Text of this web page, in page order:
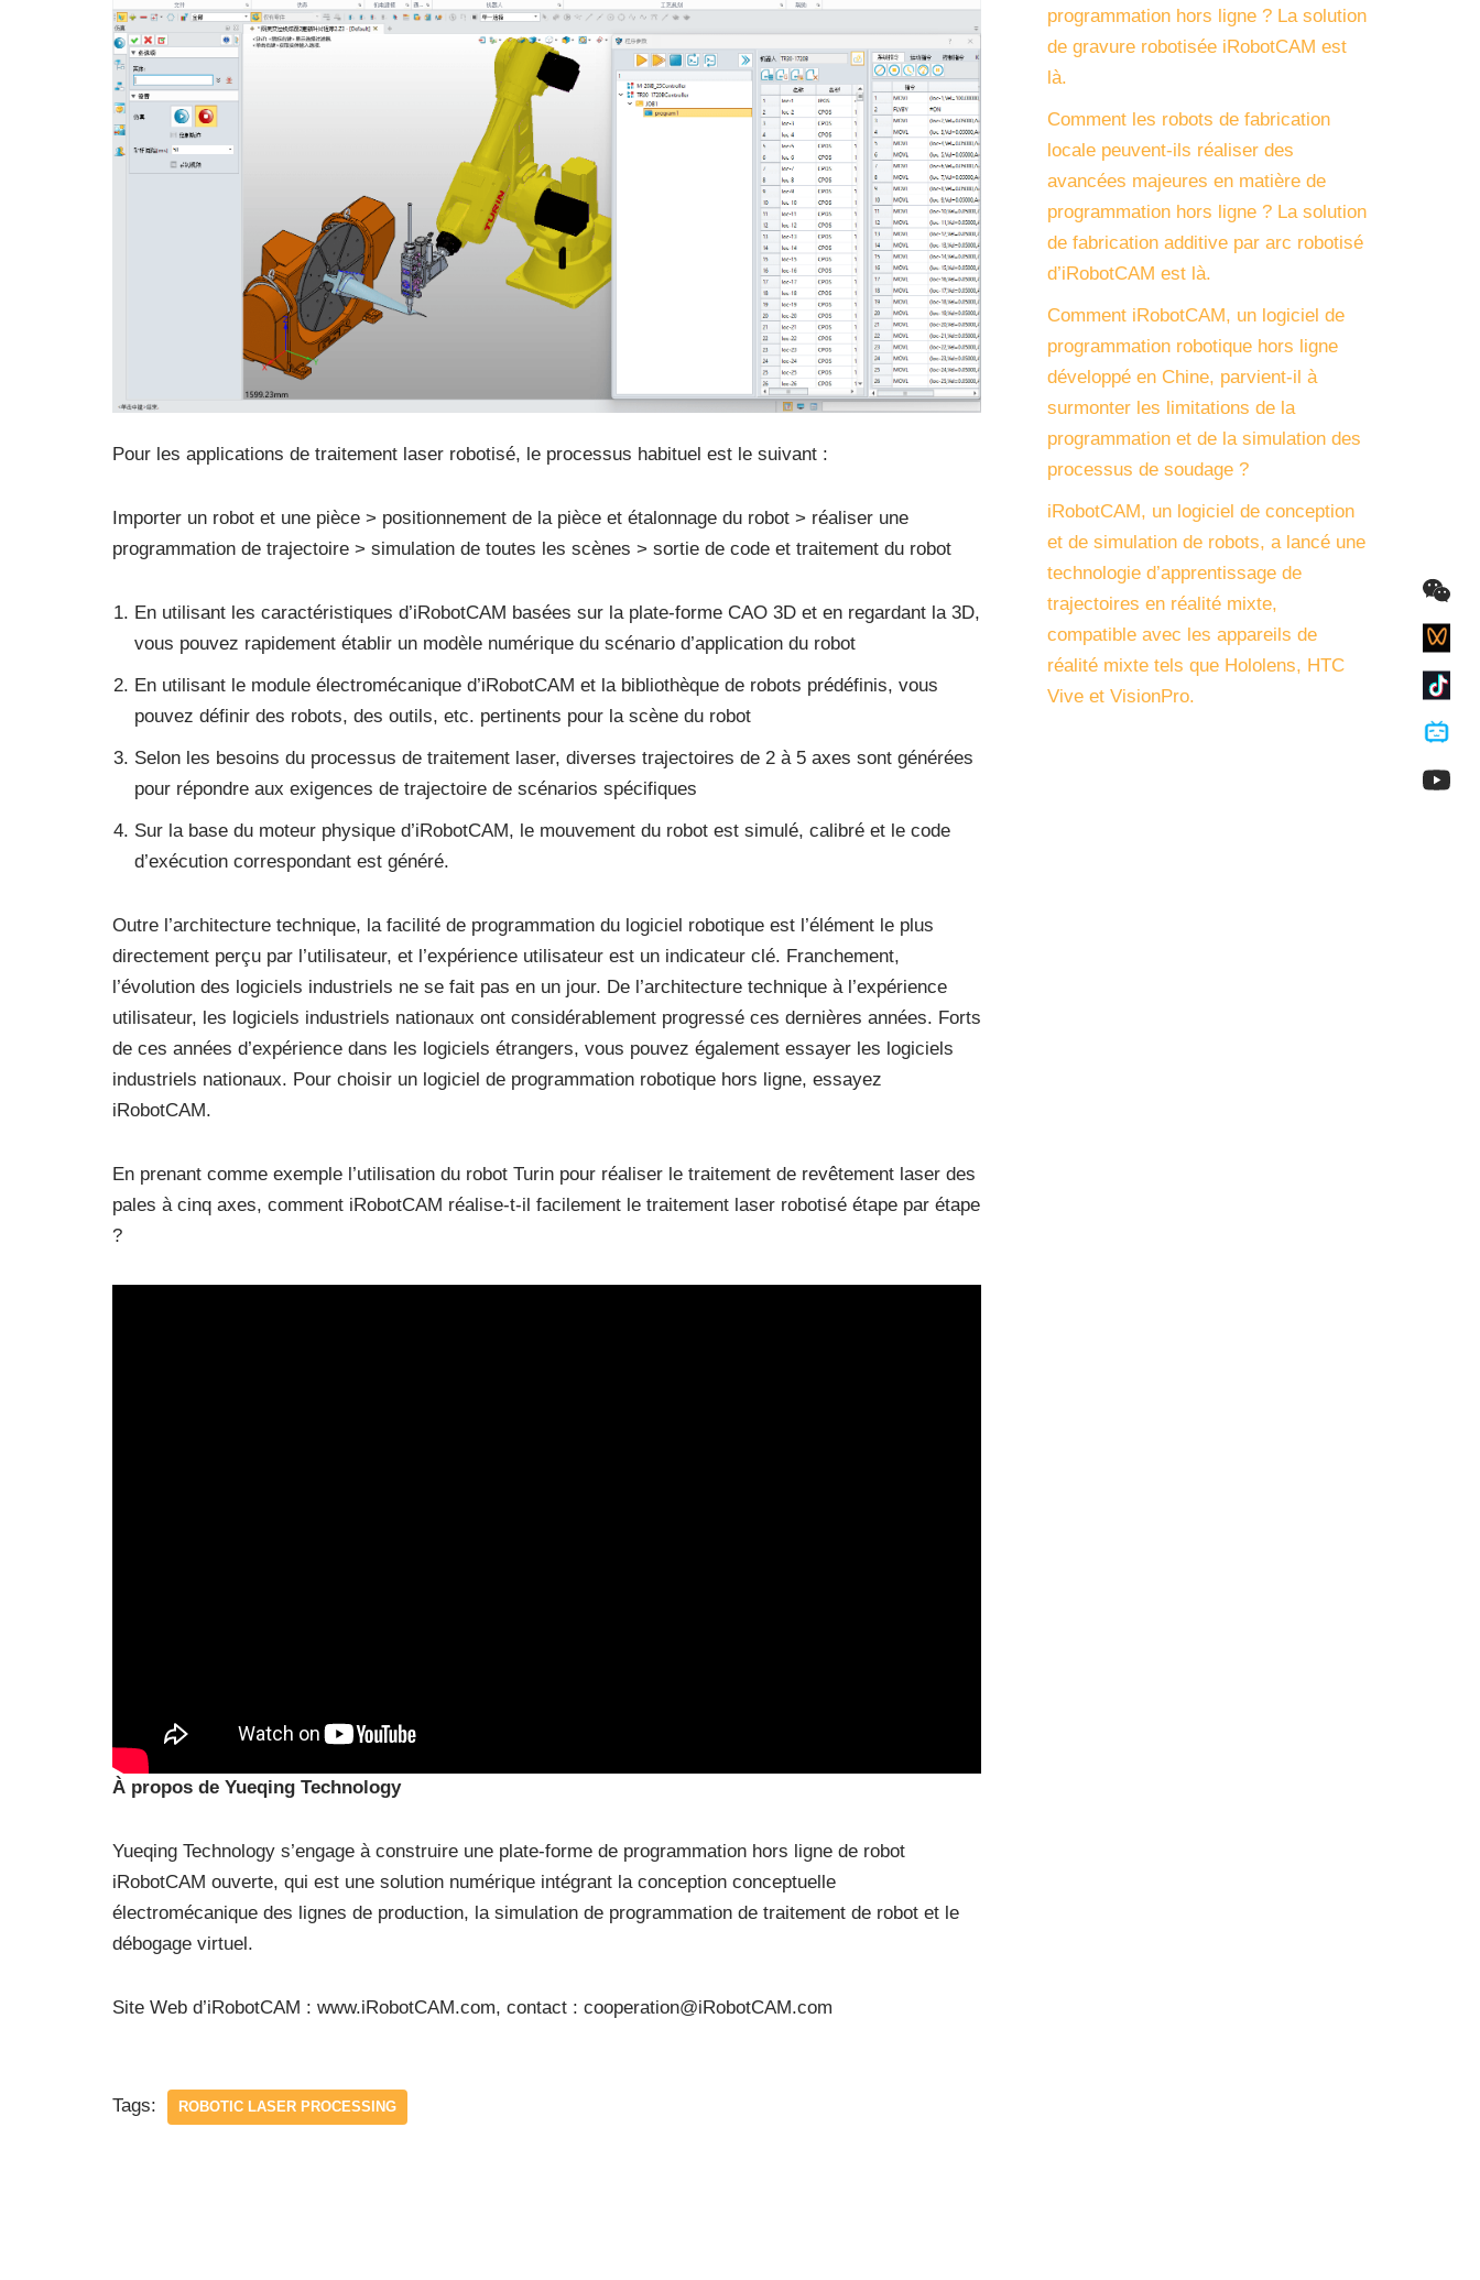
Pour les applications de traitement laser robotisé, le processus habituel est le suivant :
Importer un robot et une pièce > positionnement de la pièce et étalonnage du robot > réaliser une
programmation de trajectoire > simulation de toutes les scènes > sortie de code et traitement du robot
En utilisant les caractéristiques d’iRobotCAM basées sur la plate-forme CAO 3D et en regardant la 3D,
vous pouvez rapidement établir un modèle numérique du scénario d’application du robot
En utilisant le module électromécanique d’iRobotCAM et la bibliothèque de robots prédéfinis, vous
pouvez définir des robots, des outils, etc. pertinents pour la scène du robot
Selon les besoins du processus de traitement laser, diverses trajectoires de 2 à 5 axes sont générées
pour répondre aux exigences de trajectoire de scénarios spécifiques
Sur la base du moteur physique d’iRobotCAM, le mouvement du robot est simulé, calibré et le code
d’exécution correspondant est généré.
Outre l’architecture technique, la facilité de programmation du logiciel robotique est l’élément le plus
directement perçu par l’utilisateur, et l’expérience utilisateur est un indicateur clé. Franchement,
l’évolution des logiciels industriels ne se fait pas en un jour. De l’architecture technique à l’expérience
utilisateur, les logiciels industriels nationaux ont considérablement progressé ces dernières années. Forts
de ces années d’expérience dans les logiciels étrangers, vous pouvez également essayer les logiciels
industriels nationaux. Pour choisir un logiciel de programmation robotique hors ligne, essayez
iRobotCAM.
En prenant comme exemple l’utilisation du robot Turin pour réaliser le traitement de revêtement laser des
pales à cinq axes, comment iRobotCAM réalise-t-il facilement le traitement laser robotisé étape par étape
?
À propos de Yueqing Technology
Yueqing Technology s’engage à construire une plate-forme de programmation hors ligne de robot
iRobotCAM ouverte, qui est une solution numérique intégrant la conception conceptuelle
électromécanique des lignes de production, la simulation de programmation de traitement de robot et le
débogage virtuel.
Site Web d’iRobotCAM : www.iRobotCAM.com, contact : cooperation@iRobotCAM.com
Tags: ROBOTIC LASER PROCESSING
programmation hors ligne ? La solution
de gravure robotisée iRobotCAM est
là.
Comment les robots de fabrication
locale peuvent-ils réaliser des
avancées majeures en matière de
programmation hors ligne ? La solution
de fabrication additive par arc robotisé
d’iRobotCAM est là.
Comment iRobotCAM, un logiciel de
programmation robotique hors ligne
développé en Chine, parvient-il à
surmonter les limitations de la
programmation et de la simulation des
processus de soudage ?
iRobotCAM, un logiciel de conception
et de simulation de robots, a lancé une
technologie d’apprentissage de
trajectoires en réalité mixte,
compatible avec les appareils de
réalité mixte tels que Hololens, HTC
Vive et VisionPro.